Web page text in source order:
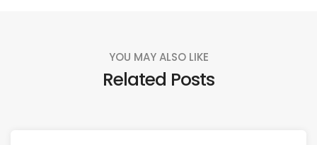
YOU MAY ALSO LIKE
Related Posts